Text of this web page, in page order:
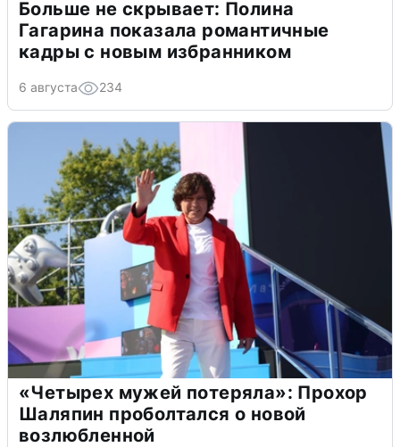
Больше не скрывает: Полина
Гагарина показала романтичные
кадры с новым избранником
6 августа 234
«Четырех мужей потеряла»: Прохор
Шаляпин проболтался о новой
возлюбленной